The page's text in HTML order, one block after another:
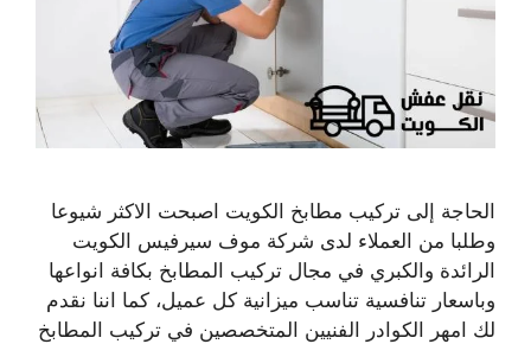
الحاجة إلى تركيب مطابخ الكويت اصبحت الاكثر شيوعا
وطلبا من العملاء لدى شركة موف سيرفيس الكويت
الرائدة والكبري في مجال تركيب المطابخ بكافة انواعها
وباسعار تنافسية تناسب ميزانية كل عميل، كما اننا نقدم
لك امهر الكوادر الفنيين المتخصصين في تركيب المطابخ